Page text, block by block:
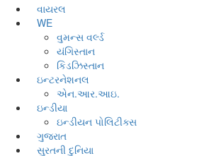
વાયરલ
WE
વુમન્સ વર્લ્ડ
યંગિસ્તાન
કિડઝિસ્તાન
ઇન્ટરનેશનલ
એન.આર.આઇ.
ઇન્ડીયા
ઇન્ડીયન પોલિટીક્સ
ગુજરાત
સુરતની દુનિયા